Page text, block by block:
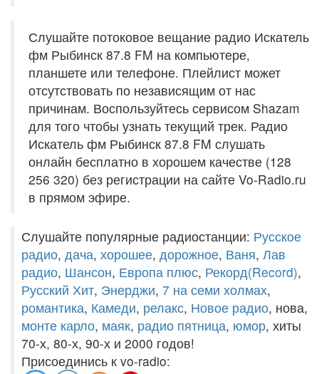
Слушайте потоковое вещание радио Искатель
фм Рыбинск 87.8 FM на компьютере,
планшете или телефоне. Плейлист может
отсутствовать по независящим от нас
причинам. Воспользуйтесь сервисом Shazam
для того чтобы узнать текущий трек. Радио
Искатель фм Рыбинск 87.8 FM слушать
онлайн бесплатно в хорошем качестве (128
256 320) без регистрации на сайте Vo-Radio.ru
в прямом эфире.
Слушайте популярные радиостанции: Русское
радио, дача, хорошее, дорожное, Ваня, Лав
радио, Шансон, Европа плюс, Рекорд(Record),
Русский Хит, Энерджи, 7 на семи холмах,
романтика, Камеди, релакс, Новое радио, нова,
монте карло, маяк, радио пятница, юмор, хиты
70-х, 80-х, 90-х и 2000 годов!
Присоединись к vo-radio: